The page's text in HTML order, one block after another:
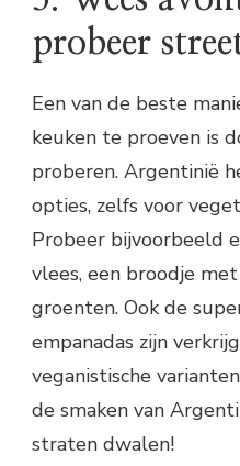
probeer
Een van de beste
keuken te proeven is
proberen. Argentinië
opties, zelfs voor
Probeer bijvoorbeeld
vlees, een broodje
groenten. Ook de
empanadas zijn
veganistische
de smaken van
straten dwalen!